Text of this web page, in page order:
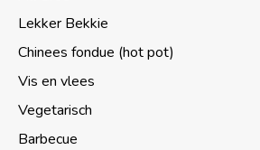
Lekker Bekkie
Chinees fondue (hot pot)
Vis en vlees
Vegetarisch
Barbecue